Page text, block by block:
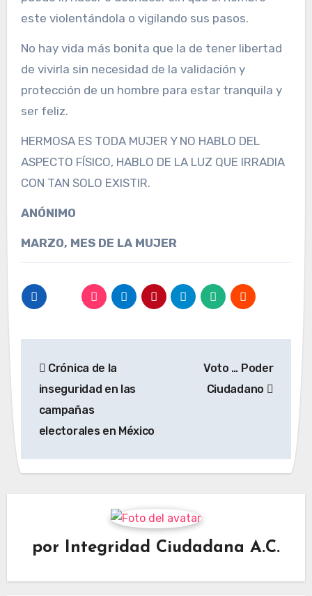
este violentándola o vigilando sus pasos.
No hay vida más bonita que la de tener libertad
de vivirla sin necesidad de la validación y
protección de un hombre para estar tranquila y
ser feliz.
HERMOSA ES TODA MUJER Y NO HABLO DEL
ASPECTO FÍSICO, HABLO DE LA LUZ QUE IRRADIA
CON TAN SOLO EXISTIR.
ANÓNIMO
MARZO, MES DE LA MUJER
de
entradas
Crónica de la
inseguridad en las
campañas
electorales en México
Voto … Poder
Ciudadano
por Integridad Ciudadana A.C.